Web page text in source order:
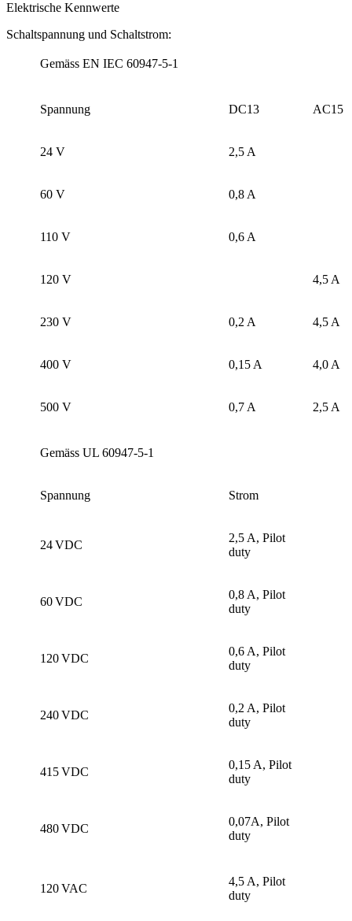
Elektrische Kennwerte
Schaltspannung und Schaltstrom:
Gemäss EN IEC 60947-5-1
Spannung DC13 AC15
24 V 2,5 A
60 V 0,8 A
110 V 0,6 A
120 V 4,5 A
230 V 0,2 A 4,5 A
400 V 0,15 A 4,0 A
500 V 0,7 A 2,5 A
Gemäss UL 60947-5-1
Spannung Strom
24 VDC
2,5 A, Pilot
duty
60 VDC
0,8 A, Pilot
duty
120 VDC
0,6 A, Pilot
duty
240 VDC
0,2 A, Pilot
duty
415 VDC
0,15 A, Pilot
duty
480 VDC
0,07A, Pilot
duty
120 VAC
4,5 A, Pilot
duty